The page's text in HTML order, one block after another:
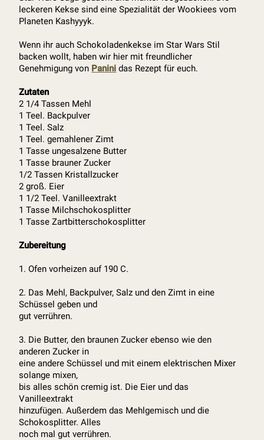
leckeren Kekse sind eine Spezialität der Wookiees vom
Planeten Kashyyyk.
Wenn ihr auch Schokoladenkekse im Star Wars Stil
backen wollt, haben wir hier mit freundlicher
Genehmigung von Panini das Rezept für euch.
Zutaten
2 1/4 Tassen Mehl
1 Teel. Backpulver
1 Teel. Salz
1 Teel. gemahlener Zimt
1 Tasse ungesalzene Butter
1 Tasse brauner Zucker
1/2 Tassen Kristallzucker
2 groß. Eier
1 1/2 Teel. Vanilleextrakt
1 Tasse Milchschokosplitter
1 Tasse Zartbitterschokosplitter
Zubereitung
1. Ofen vorheizen auf 190 C.
2. Das Mehl, Backpulver, Salz und den Zimt in eine
Schüssel geben und
gut verrühren.
3. Die Butter, den braunen Zucker ebenso wie den
anderen Zucker in
eine andere Schüssel und mit einem elektrischen Mixer
solange mixen,
bis alles schön cremig ist. Die Eier und das
Vanilleextrakt
hinzufügen. Außerdem das Mehlgemisch und die
Schokosplitter. Alles
noch mal gut verrühren.